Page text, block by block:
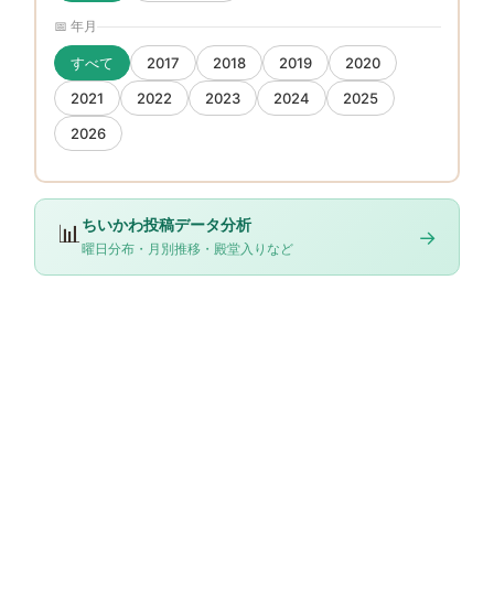
📅 年月
すべて 2017 2018 2019
2020
2021
2022 2023 2024
2025
2026
📊 ちいかわ投稿データ分析
曜日分布・月別推移・殿堂入りなど →